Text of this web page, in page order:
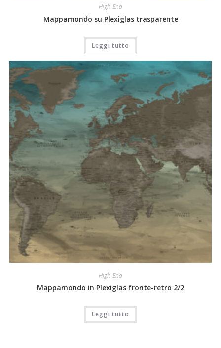
High-End
Mappamondo su Plexiglas trasparente
Leggi tutto
High-End
Mappamondo in Plexiglas fronte-retro 2/2
Leggi tutto